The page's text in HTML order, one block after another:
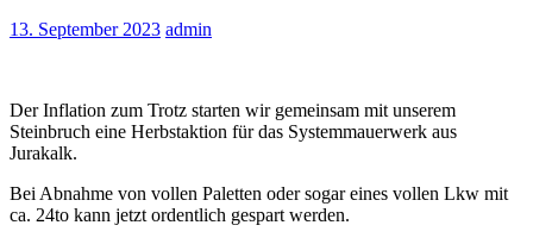
13. September 2023 admin
Der Inflation zum Trotz starten wir gemeinsam mit unserem
Steinbruch eine Herbstaktion für das Systemmauerwerk aus
Jurakalk.
Bei Abnahme von vollen Paletten oder sogar eines vollen Lkw mit
ca. 24to kann jetzt ordentlich gespart werden.